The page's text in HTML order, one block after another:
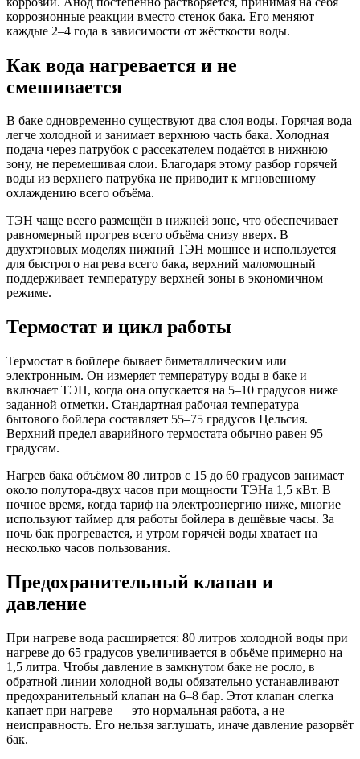
коррозионные реакции вместо стенок бака. Его меняют
каждые 2–4 года в зависимости от жёсткости воды.
Как вода нагревается и не
смешивается
В баке одновременно существуют два слоя воды. Горячая вода
легче холодной и занимает верхнюю часть бака. Холодная
подача через патрубок с рассекателем подаётся в нижнюю
зону, не перемешивая слои. Благодаря этому разбор горячей
воды из верхнего патрубка не приводит к мгновенному
охлаждению всего объёма.
ТЭН чаще всего размещён в нижней зоне, что обеспечивает
равномерный прогрев всего объёма снизу вверх. В
двухтэновых моделях нижний ТЭН мощнее и используется
для быстрого нагрева всего бака, верхний маломощный
поддерживает температуру верхней зоны в экономичном
режиме.
Термостат и цикл работы
Термостат в бойлере бывает биметаллическим или
электронным. Он измеряет температуру воды в баке и
включает ТЭН, когда она опускается на 5–10 градусов ниже
заданной отметки. Стандартная рабочая температура
бытового бойлера составляет 55–75 градусов Цельсия.
Верхний предел аварийного термостата обычно равен 95
градусам.
Нагрев бака объёмом 80 литров с 15 до 60 градусов занимает
около полутора-двух часов при мощности ТЭНа 1,5 кВт. В
ночное время, когда тариф на электроэнергию ниже, многие
используют таймер для работы бойлера в дешёвые часы. За
ночь бак прогревается, и утром горячей воды хватает на
несколько часов пользования.
Предохранительный клапан и
давление
При нагреве вода расширяется: 80 литров холодной воды при
нагреве до 65 градусов увеличивается в объёме примерно на
1,5 литра. Чтобы давление в замкнутом баке не росло, в
обратной линии холодной воды обязательно устанавливают
предохранительный клапан на 6–8 бар. Этот клапан слегка
капает при нагреве — это нормальная работа, а не
неисправность. Его нельзя заглушать, иначе давление разорвёт
бак.